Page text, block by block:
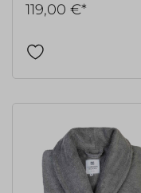
119,00 €*